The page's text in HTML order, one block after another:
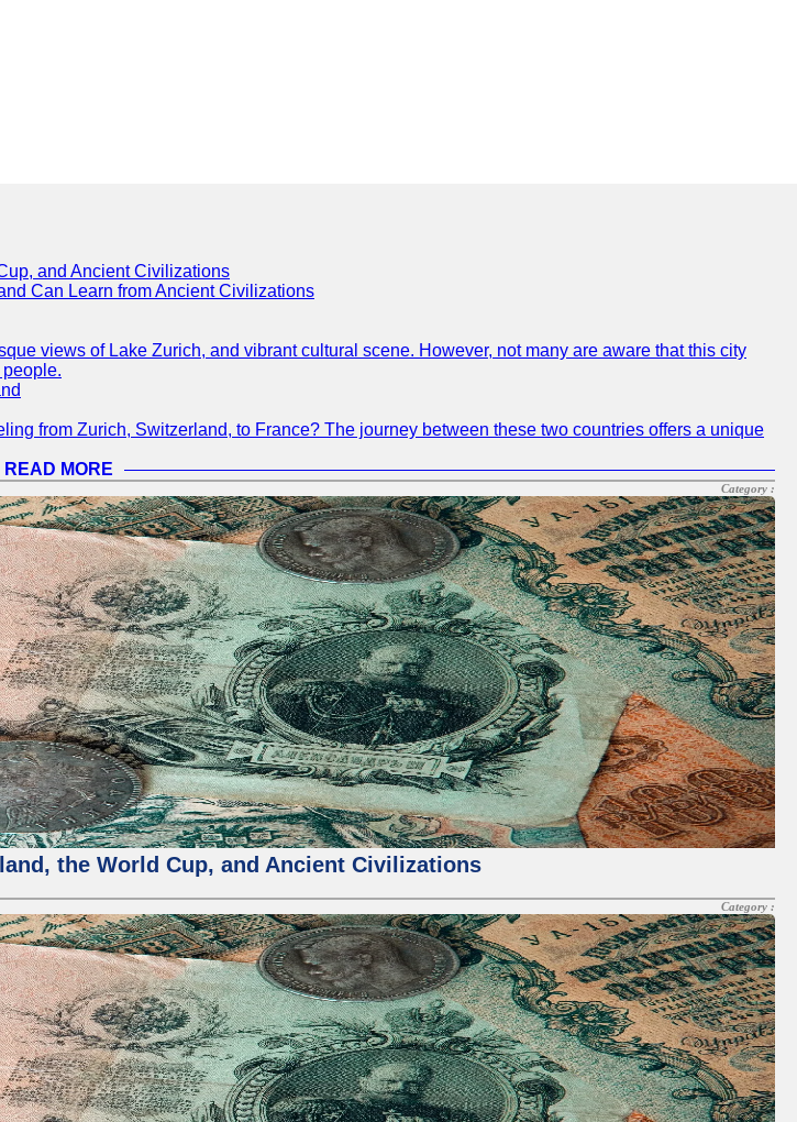
and Ancient Civilizations
Can Learn from Ancient Civilizations
views of Lake Zurich, and vibrant cultural scene. However, not many are aware that this city
from Zurich, Switzerland, to France? The journey between these two countries offers a unique
READ MORE
Category :
the World Cup, and Ancient Civilizations
Category :